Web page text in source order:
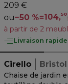
209 €
ou−50 %=104,50
à partir de 2
Livraison rapide
Cirello
Chaise de jardin